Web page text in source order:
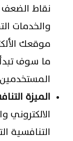
نقاط الضعف
والخدمات
موقعك
ما سوف
الميزة
التنافسية